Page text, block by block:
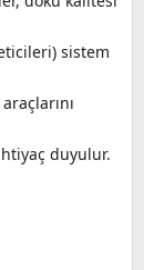
sistem
duyulur.